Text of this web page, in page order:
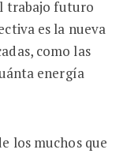
trabajo futuro
es la nueva
como las
energía
los muchos que